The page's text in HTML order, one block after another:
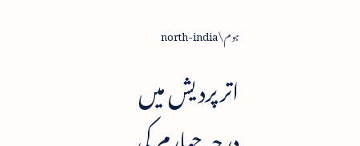
ہوم north-india
اترپردیش میں